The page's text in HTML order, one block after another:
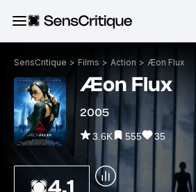
SensCritique > Films > Action > Æon Flux
Æon Flux
2005
3.6K 555 35